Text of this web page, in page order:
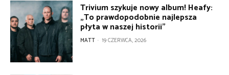
Trivium szykuje nowy album! Heafy:
„To prawdopodobnie najlepsza
płyta w naszej historii”
MATT - 19 CZERWCA, 2026